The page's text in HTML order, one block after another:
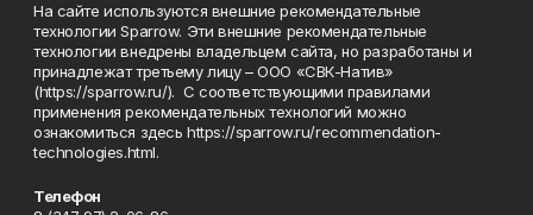
На сайте используются внешние рекомендательные
технологии Sparrow. Эти внешние рекомендательные
технологии внедрены владельцем сайта, но разработаны и
принадлежат третьему лицу – ООО «СВК-Натив»
(https://sparrow.ru/). С соответствующими правилами
применения рекомендательных технологий можно
ознакомиться здесь https://sparrow.ru/recommendation-
technologies.html.
Телефон